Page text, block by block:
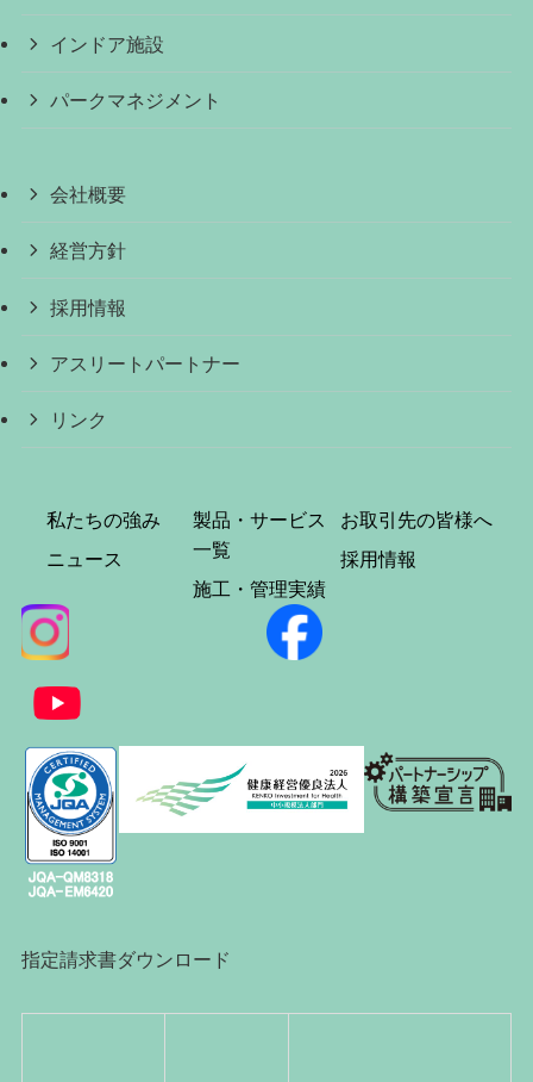
インドア施設
パークマネジメント
会社概要
経営方針
採用情報
アスリートパートナー
リンク
私たちの強み
ニュース
製品・サービス
一覧
施工・管理実績
お取引先の皆様へ
採用情報
指定請求書ダウンロード